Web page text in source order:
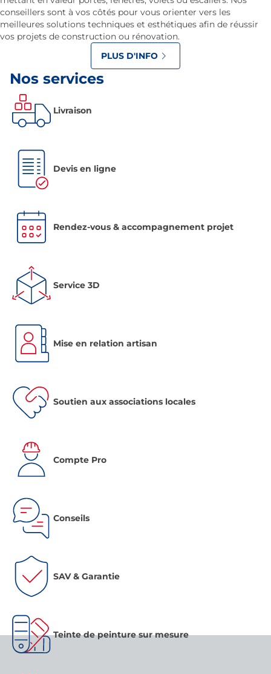
conseillers sont à vos côtés pour vous orienter vers les
meilleures solutions techniques et esthétiques afin de réussir
vos projets de construction ou rénovation.
PLUS D'INFO
Nos services
Livraison
Devis en ligne
Rendez-vous & accompagnement projet
Service 3D
Mise en relation artisan
Soutien aux associations locales
Compte Pro
Conseils
SAV & Garantie
Teinte de peinture sur mesure